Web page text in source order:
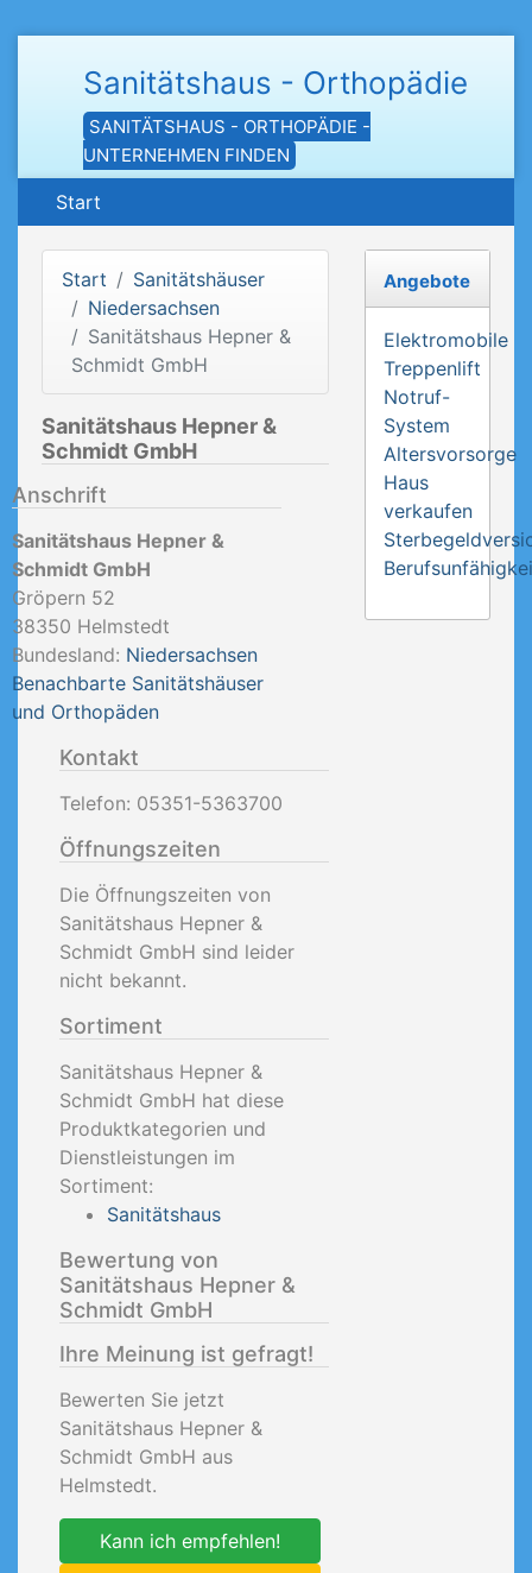
Sanitätshaus - Orthopädie
SANITÄTSHAUS - ORTHOPÄDIE -
UNTERNEHMEN FINDEN
Start
Start
Sanitätshäuser
Niedersachsen
Sanitätshaus Hepner &
Schmidt GmbH
Sanitätshaus Hepner &
Schmidt GmbH
Anschrift
Sanitätshaus Hepner &
Schmidt GmbH
Gröpern 52
38350 Helmstedt
Bundesland: Niedersachsen
Benachbarte Sanitätshäuser
und Orthopäden
Kontakt
Telefon: 05351-5363700
Öffnungszeiten
Die Öffnungszeiten von
Sanitätshaus Hepner &
Schmidt GmbH sind leider
nicht bekannt.
Sortiment
Sanitätshaus Hepner &
Schmidt GmbH hat diese
Produktkategorien und
Dienstleistungen im
Sortiment:
Sanitätshaus
Bewertung von
Sanitätshaus Hepner &
Schmidt GmbH
Ihre Meinung ist gefragt!
Bewerten Sie jetzt
Sanitätshaus Hepner &
Schmidt GmbH aus
Helmstedt.
Kann ich empfehlen!
Angebote
Elektromobile
Treppenlift
Notruf-
System
Altersvorsorge
Haus
verkaufen